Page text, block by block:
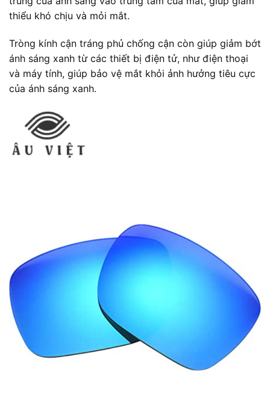
thiểu khó chịu và mỏi mắt.
Tròng kính cận tráng phủ chống cận còn giúp giảm bớt
ánh sáng xanh từ các thiết bị điện tử, như điện thoại
và máy tính, giúp bảo vệ mắt khỏi ảnh hưởng tiêu cực
của ánh sáng xanh.